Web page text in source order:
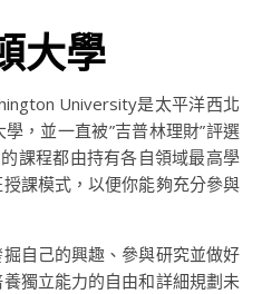
大學
，並一直被”吉普林理財”評選
課程都由持有各自領域最高學
課模式，以便你能夠充分參與
自己的興趣、參與研究並做好
獨立能力的自由和詳細規劃未